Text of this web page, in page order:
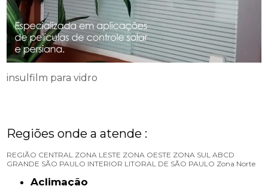
insulfilm para vidro
Regiões onde a atende :
REGIÃO CENTRAL ZONA LESTE ZONA OESTE ZONA SUL ABCD
GRANDE SÃO PAULO INTERIOR LITORAL DE SÃO PAULO Zona Norte
Aclimação